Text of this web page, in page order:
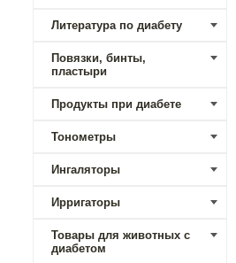
Литература по диабету
Повязки, бинты,
пластыри
Продукты при диабете
Тонометры
Ингаляторы
Ирригаторы
Товары для животных с
диабетом